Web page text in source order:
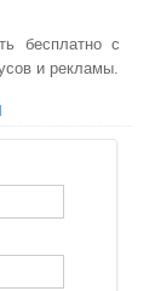
бесплатно с
и рекламы.